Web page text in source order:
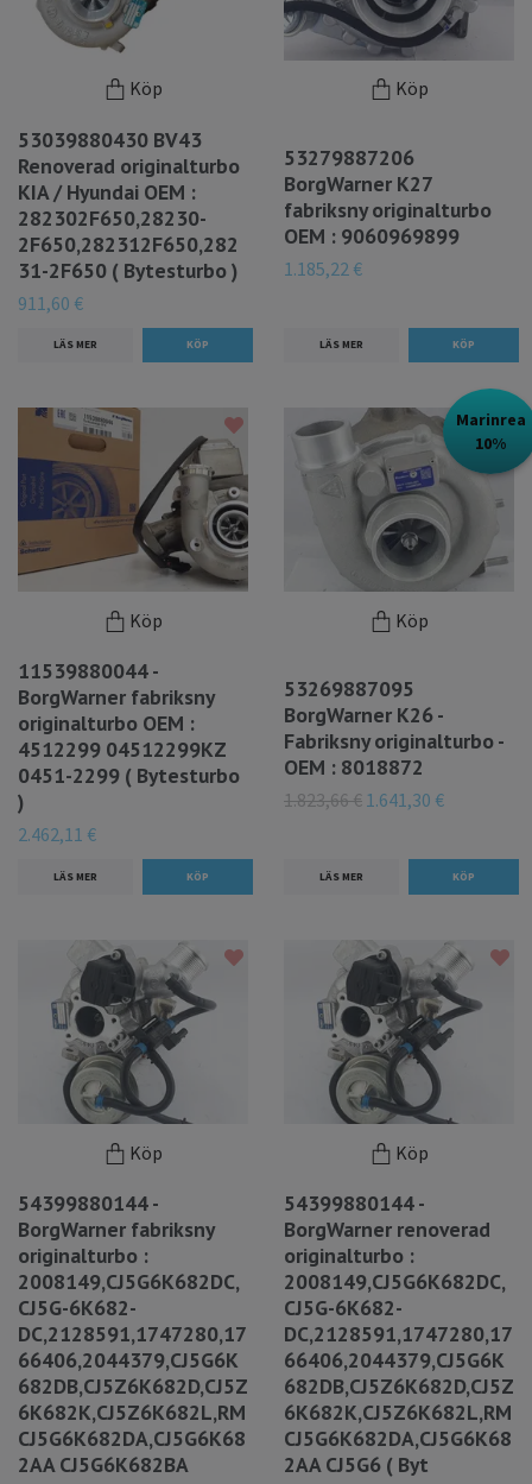
Köp
53039880430 BV43
Renoverad originalturbo
KIA / Hyundai OEM :
282302F650,28230-
2F650,282312F650,282
31-2F650 ( Bytesturbo )
911,60 €
LÄS MER
Köp
53279887206
BorgWarner K27
fabriksny originalturbo
OEM : 9060969899
1.185,22 €
LÄS MER
Köp
11539880044 -
BorgWarner fabriksny
originalturbo OEM :
4512299 04512299KZ
0451-2299 ( Bytesturbo
)
2.462,11 €
LÄS MER
Marinrea
10%
Köp
53269887095
BorgWarner K26 -
Fabriksny originalturbo -
OEM : 8018872
1.823,66 € 1.641,30 €
LÄS MER
Köp
54399880144 -
BorgWarner fabriksny
originalturbo :
2008149,CJ5G6K682DC,
CJ5G-6K682-
DC,2128591,1747280,17
66406,2044379,CJ5G6K
682DB,CJ5Z6K682D,CJ5Z
6K682K,CJ5Z6K682L,RM
CJ5G6K682DA,CJ5G6K68
2AA CJ5G6K682BA
Köp
54399880144 -
BorgWarner renoverad
originalturbo :
2008149,CJ5G6K682DC,
CJ5G-6K682-
DC,2128591,1747280,17
66406,2044379,CJ5G6K
682DB,CJ5Z6K682D,CJ5Z
6K682K,CJ5Z6K682L,RM
CJ5G6K682DA,CJ5G6K68
2AA CJ5G6 ( Byt